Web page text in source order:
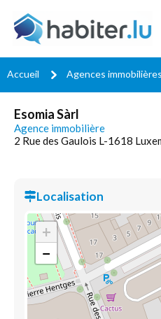
Accueil Agences immobilières
Esomia Sàrl
Agence immobilière
2 Rue des Gaulois L-1618
Localisation
+
−